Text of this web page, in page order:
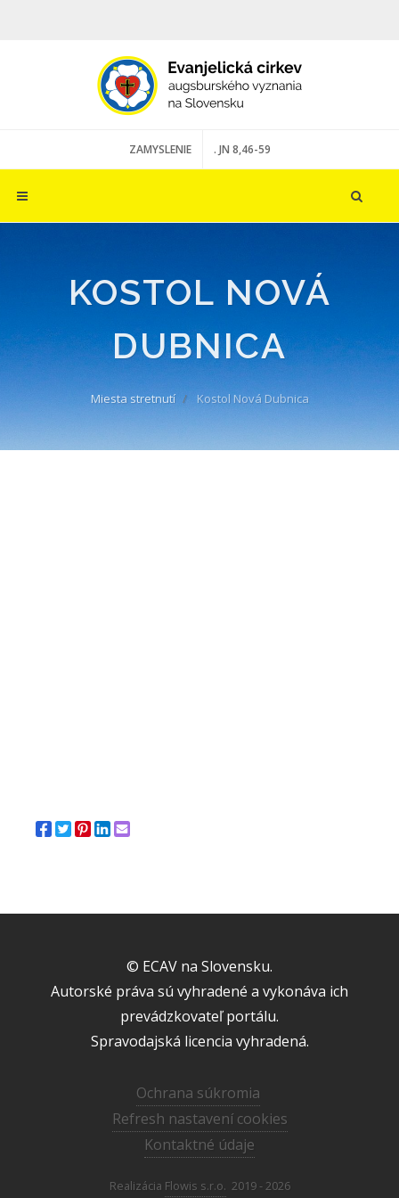
ZAMYSLENIE . JN 8,46-59
KOSTOL NOVÁ
DUBNICA
Miesta stretnutí Kostol Nová Dubnica
© ECAV na Slovensku.
Autorské práva sú vyhradené a vykonáva ich
prevádzkovateľ portálu.
Spravodajská licencia vyhradená.
Ochrana súkromia
Refresh nastavení cookies
Kontaktné údaje
Realizácia Flowis s.r.o. 2019 - 2026